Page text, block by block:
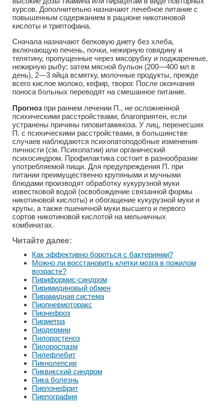
курсов. Дополнительно назначают лечебное питание с
повышенным содержанием в рационе никотиновой
кислоты и триптофана.
Сначала назначают белковую диету без хлеба,
включающую печень, почки, нежирную говядину и
телятину, пропущенные через мясорубку и поджаренные,
нежирную рыбу; затем мясной бульон (200—400 мл в
день), 2—3 яйца всмятку, молочные продукты, прежде
всего кислое молоко, кефир, творог. После окончания
поноса больных переводят на смешанное питание.
Прогноз при раннем лечении П., не осложненной
психическими расстройствами, благоприятен, если
устранены причины гиповитаминоза. У лиц, перенесших
П. с психическими расстройствами, в большинстве
случаев наблюдаются психопатоподобные изменения
личности (см. Психопатии) или органический
психосиндром. Профилактика состоит в разнообразии
употребляемой пищи. Для предупреждения П. при
питании преимущественно крупяными и мучными
блюдами производят обработку кукурузной муки
известковой водой (освобождение связанной формы
никотиновой кислоты) и обогащение кукурузной муки и
крупы, а также пшеничной муки высшего и первого
сортов никотиновой кислотой на мельничных
комбинатах.
Читайте далее:
Как эффективно бороться с бактериями?
Можно ли восстановить клетки мозга в пожилом
возрасте?
Пириформис-синдром
Пиримидиновый обмен
Пирамидная система
Пиопневмоторакс
Пионефроз
Пиометра
Пиодермии
Пилоростеноз
Пилороспазм
Пилефлебит
Пикнолепсия
Пиквикский синдром
Пика болезнь
Пиелонефрит
Пиелография